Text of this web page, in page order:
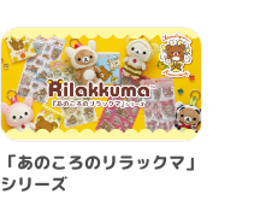
「あのころのリラックマ」
シリーズ